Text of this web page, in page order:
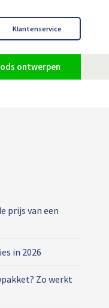
Klantenservice
ontwerpen
prijs van een
in 2026
Zo werkt